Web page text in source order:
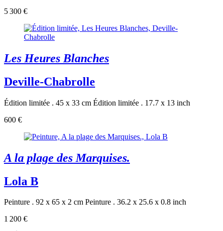
5 300 €
Les Heures Blanches
Deville-Chabrolle
Édition limitée . 45 x 33 cm Édition limitée . 17.7 x 13 inch
600 €
A la plage des Marquises.
Lola B
Peinture . 92 x 65 x 2 cm Peinture . 36.2 x 25.6 x 0.8 inch
1 200 €